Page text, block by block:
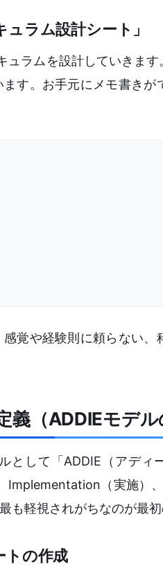
ラム設計シート」
ラムを設計していきま
す。お手元にメモ書き
覚や経験則に頼らない、
（ADDIEモデル
として「ADDIE（アディ
（実施）
軽視されがちなのが最初
トの作成